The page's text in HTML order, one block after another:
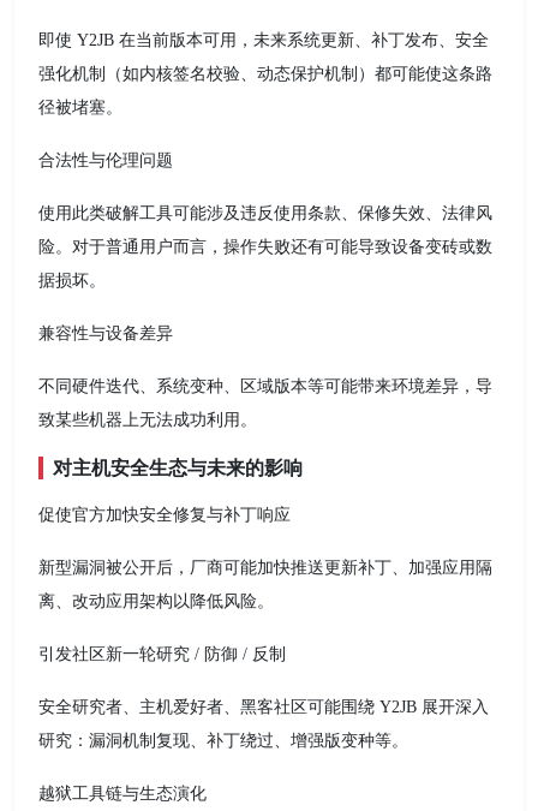
即使 Y2JB 在当前版本可用，未来系统更新、补丁发布、安全
强化机制（如内核签名校验、动态保护机制）都可能使这条路
径被堵塞。
合法性与伦理问题
使用此类破解工具可能涉及违反使用条款、保修失效、法律风
险。对于普通用户而言，操作失败还有可能导致设备变砖或数
据损坏。
兼容性与设备差异
不同硬件迭代、系统变种、区域版本等可能带来环境差异，导
致某些机器上无法成功利用。
对主机安全生态与未来的影响
促使官方加快安全修复与补丁响应
新型漏洞被公开后，厂商可能加快推送更新补丁、加强应用隔
离、改动应用架构以降低风险。
引发社区新一轮研究 / 防御 / 反制
安全研究者、主机爱好者、黑客社区可能围绕 Y2JB 展开深入
研究：漏洞机制复现、补丁绕过、增强版变种等。
越狱工具链与生态演化